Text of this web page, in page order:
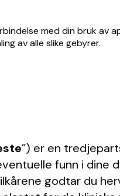
med din bruk av
av alle slike gebyrer.
”) er en
funn i dine
godtar du